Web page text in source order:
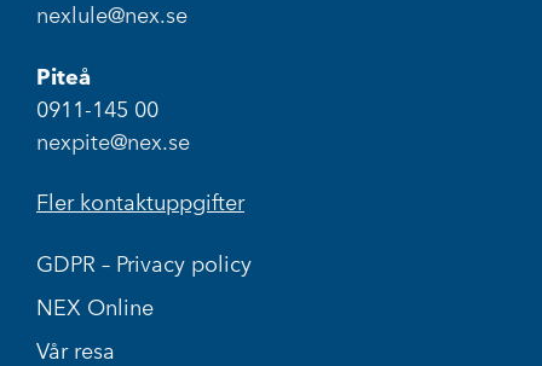
nexlule@nex.se
Piteå
0911-145 00
nexpite@nex.se
Fler kontaktuppgifter
GDPR – Privacy policy
NEX Online
Vår resa